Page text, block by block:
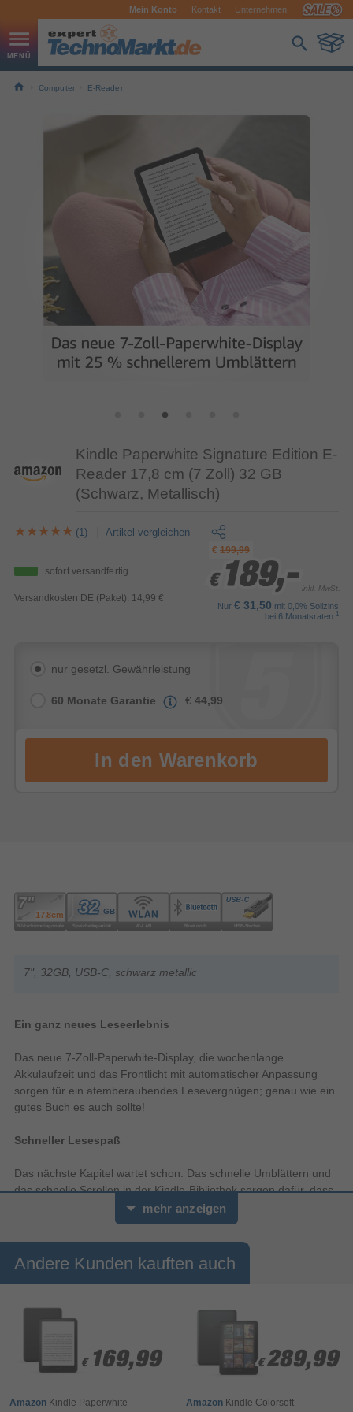
Mein Konto Kontakt Unternehmen
Computer E-Reader
Kindle Paperwhite Signature Edition E-
Reader 17,8 cm (7 Zoll) 32 GB
(Schwarz, Metallisch)
(1) Artikel vergleichen
sofort versandfertig
Versandkosten DE (Paket): 14,99 €
€ 199,99
€ 189,-
€ 189,-
€ 189,- inkl. MwSt.
Nur € 31,50 mit 0,0% Sollzins
bei 6 Monatsraten 1
nur gesetzl. Gewährleistung
60 Monate Garantie € 44,99
7", 32GB, USB-C, schwarz metallic
Ein ganz neues Leseerlebnis
Das neue 7-Zoll-Paperwhite-Display, die wochenlange
Akkulaufzeit und das Frontlicht mit automatischer Anpassung
sorgen für ein atemberaubendes Lesevergnügen; genau wie ein
gutes Buch es auch sollte!
Schneller Lesespaß
Das nächste Kapitel wartet schon. Das schnelle Umblättern und
das schnelle Scrollen in der Kindle-Bibliothek sorgen dafür, dass
du auch im Handumdrehen dorthin kommst.
Genug Strom für deinen längsten Roman, und sogar noch
mehr
Du kannst auch das kabellose „Made for Amazon“-Ladedock
zum Aufladen verwenden (separat erhältlich).
Mit eingebauter Leselampe
Display ohne Spiegeleffekte sind deine Bücher sowohl nachts als
mehr anzeigen
Andere Kunden kauften auch
€ 169,99
€ 169,99
Amazon Kindle Paperwhite
€ 289,99
€ 289,99
Amazon Kindle Colorsoft